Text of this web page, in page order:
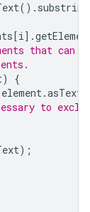
(). substring
[i].
that can
)
{
element.asText
to
);